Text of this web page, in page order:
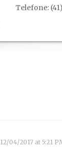
Telefone:
12/04/2017 at 5:21